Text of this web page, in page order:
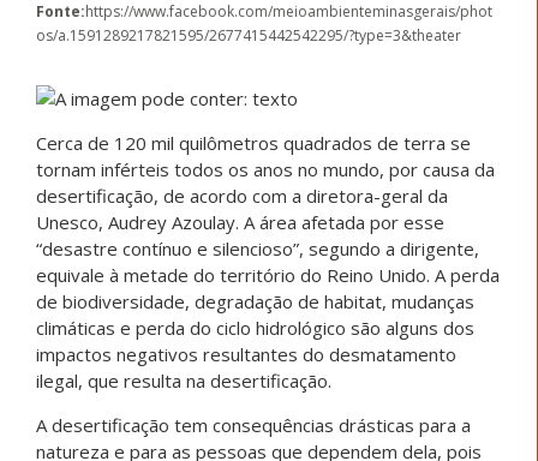
Fonte:https://www.facebook.com/meioambienteminasgerais/phot
os/a.1591289217821595/2677415442542295/?type=3&theater
Cerca de 120 mil quilômetros quadrados de terra se
tornam inférteis todos os anos no mundo, por causa da
desertificação, de acordo com a diretora-geral da
Unesco, Audrey Azoulay. A área afetada por esse
“desastre contínuo e silencioso”, segundo a dirigente,
equivale à metade do território do Reino Unido.⁣ A perda
de biodiversidade, degradação de habitat, mudanças
climáticas e perda do ciclo hidrológico são alguns dos
impactos negativos resultantes do desmatamento
ilegal, que resulta na desertificação.
A desertificação tem consequências drásticas para a
natureza e para as pessoas que dependem dela, pois